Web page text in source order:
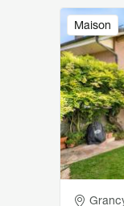
Maison
Image